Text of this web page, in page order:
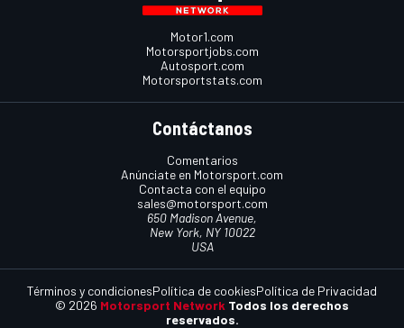
Motor1.com
Motorsportjobs.com
Autosport.com
Motorsportstats.com
Contáctanos
Comentarios
Anúnciate en Motorsport.com
Contacta con el equipo
sales@motorsport.com
650 Madison Avenue,
New York, NY 10022
USA
© 2026 Motorsport Network Todos los derechos
reservados.
Términos y condicionesPolítica de cookiesPolítica de Privacidad